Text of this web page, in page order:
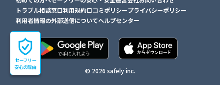
セーフリー
安心の理由
トラブル相談窓口利用規約口コミポリシープライバシーポリシー
利用者情報の外部送信についてヘルプセンター
© 2026 safely inc.